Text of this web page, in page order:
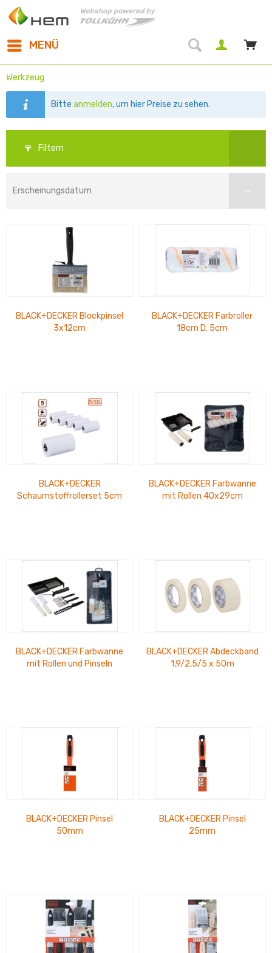
MENÜ
Werkzeug
Bitteanmelden, um hier Preise zu sehen.
Filtern
BLACK+DECKER Blockpinsel
3x12cm
BLACK+DECKER Farbroller
18cm D: 5cm
BLACK+DECKER
Schaumstoffrollerset 5cm
BLACK+DECKER Farbwanne
mit Rollen 40x29cm
BLACK+DECKER Farbwanne
mit Rollen und Pinseln
BLACK+DECKER Abdeckband
1,9/2,5/5 x 50m
BLACK+DECKER Pinsel
50mm
BLACK+DECKER Pinsel
25mm